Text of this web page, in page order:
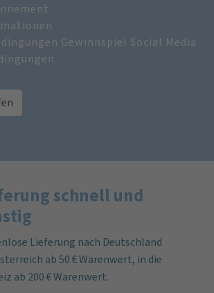
Gewinnspiel Social Media
schnell und
Lieferung nach Deutschland
ab 50 € Warenwert, in die
ab 200 € Warenwert.